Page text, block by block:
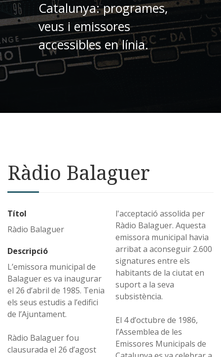
Catalunya: programes,
veus i emissores
accessibles en línia.
Ràdio Balaguer
Títol
Ràdio Balaguer
Descripció
L’emissora municipal de
Balaguer es va inaugurar
el 26 d’abril de 1985. Tenia
els seus estudis a l’edifici
de l’Ajuntament.
Ràdio Balaguer fou
clausurada el 26 d’agost
l'acceptació assolida per
Ràdio Balaguer. Aquesta
emissora municipal havia
arribat a aconseguir 2.600
signatures entre els
habitants de la ciutat en
suport a la seva
subsistència.
El 4 d’octubre de 1986,
l’Assemblea de les
Emissores Municipals de